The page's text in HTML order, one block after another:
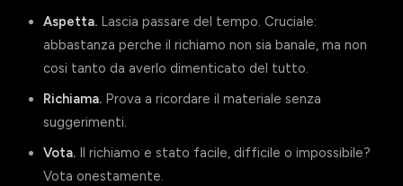
Aspetta. Lascia passare del tempo. Cruciale:
abbastanza perche il richiamo non sia banale, ma non
cosi tanto da averlo dimenticato del tutto.
Richiama. Prova a ricordare il materiale senza
suggerimenti.
Vota. Il richiamo e stato facile, difficile o impossibile?
Vota onestamente.